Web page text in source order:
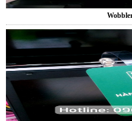
Kẹp quảng